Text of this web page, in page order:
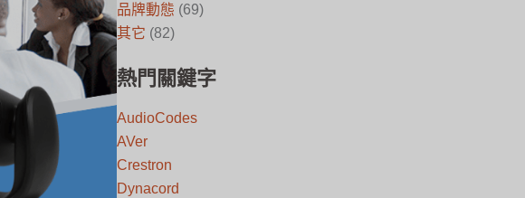
品牌動態 (69)
其它 (82)
熱門關鍵字
AudioCodes
AVer
Crestron
Dynacord